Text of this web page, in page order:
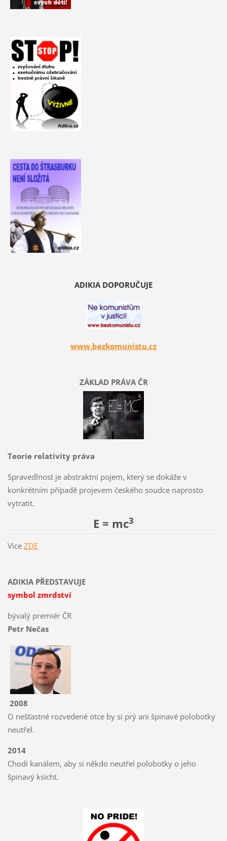
ADIKIA DOPORUČUJE
www.bezkomunistu.cz
ZÁKLAD PRÁVA ČR
Teorie relativity práva
Spravedlnost je abstraktní pojem, který se dokáže v
konkrétním případě projevem českého soudce naprosto
vytratit.
E = mc3
Vice ZDE
ADIKIA PŘEDSTAVUJE
symbol zmrdství
bývalý premiér ČR
Petr Nečas
2008
O nešťastné rozvedené otce by si prý ani špinavé polobotky
neutřel.
2014
Chodí kanálem, aby si někdo neutřel polobotky o jeho
špinavý ksicht.